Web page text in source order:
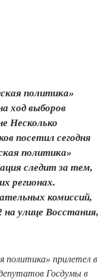
политика»
ход выборов
Несколько
посетил сегодня
политика»
следит за тем,
регионах.
комиссий,
улице Восстания,
политика» прилетел в
Госдумы в